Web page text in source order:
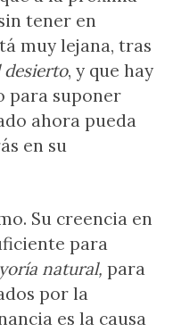
tener en
muy lejana, tras
desierto, y que hay
para suponer
ahora pueda
en su
Su creencia en
para
natural, para
por la
es la causa